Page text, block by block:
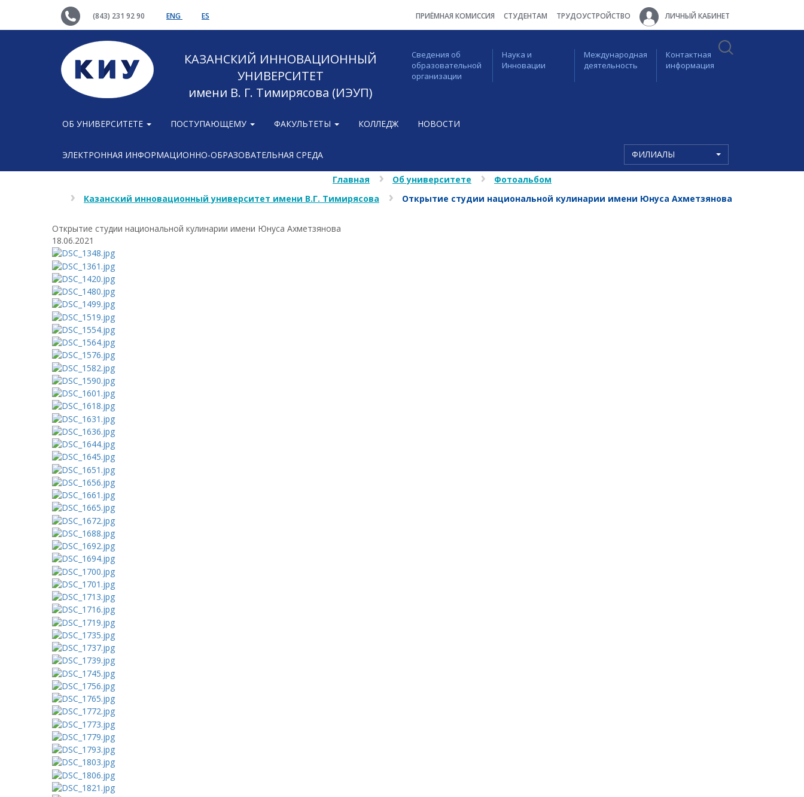
(843) 231 92 90 ENG ES ПРИЁМНАЯ КОМИССИЯ СТУДЕНТАМ ТРУДОУСТРОЙСТВО ЛИЧНЫЙ КАБИНЕТ
КАЗАНСКИЙ ИННОВАЦИОННЫЙ
УНИВЕРСИТЕТ
имени В. Г. Тимирясова (ИЭУП)
Сведения об
образовательной
организации
Наука и
Инновации
Международная
деятельность
Контактная
информация
ОБ УНИВЕРСИТЕТЕ ПОСТУПАЮЩЕМУ ФАКУЛЬТЕТЫ КОЛЛЕДЖ НОВОСТИ
ЭЛЕКТРОННАЯ ИНФОРМАЦИОННО-ОБРАЗОВАТЕЛЬНАЯ СРЕДА ФИЛИАЛЫ
Главная Об университете
Фотоальбом
Казанский инновационный университет имени В.Г. Тимирясова
Открытие студии национальной кулинарии имени Юнуса Ахметзянова
Открытие студии национальной кулинарии имени Юнуса Ахметзянова
18.06.2021